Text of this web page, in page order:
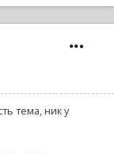
тема, ник у